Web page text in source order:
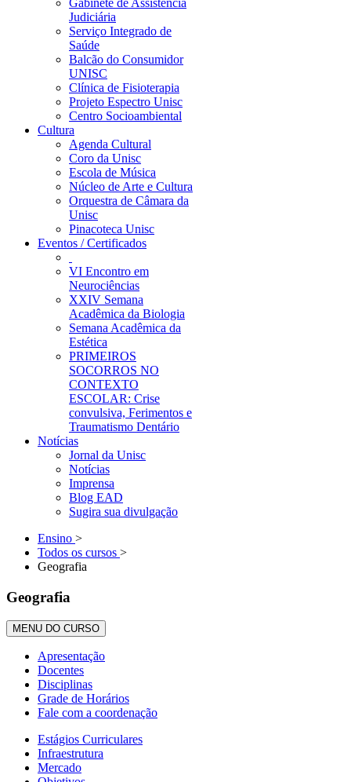
Gabinete de Assistência
Judiciária
Serviço Integrado de
Saúde
Balcão do Consumidor
UNISC
Clínica de Fisioterapia
Projeto Espectro Unisc
Centro Socioambiental
Cultura
Agenda Cultural
Coro da Unisc
Escola de Música
Núcleo de Arte e Cultura
Orquestra de Câmara da
Unisc
Pinacoteca Unisc
Eventos / Certificados
VI Encontro em
Neurociências
XXIV Semana
Acadêmica da Biologia
Semana Acadêmica da
Estética
PRIMEIROS
SOCORROS NO
CONTEXTO
ESCOLAR: Crise
convulsiva, Ferimentos e
Traumatismo Dentário
Notícias
Jornal da Unisc
Notícias
Imprensa
Blog EAD
Sugira sua divulgação
Ensino >
Todos os cursos >
Geografia
Geografia
MENU DO CURSO
Apresentação
Docentes
Disciplinas
Grade de Horários
Fale com a coordenação
Estágios Curriculares
Infraestrutura
Mercado